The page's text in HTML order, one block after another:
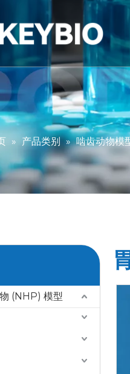
» 产品类别 » 啮齿动物模
(NHP) 模型